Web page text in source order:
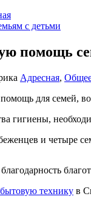
помощь
Адресная,
для семей,
гигиены,
и четыре
технику в